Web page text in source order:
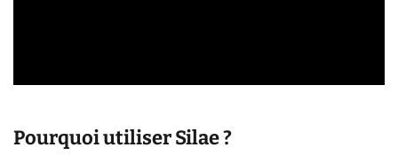
Pourquoi utiliser Silae ?